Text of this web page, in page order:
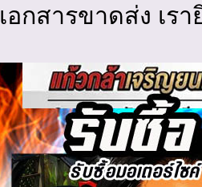
เอกสารขาดส่ง เร